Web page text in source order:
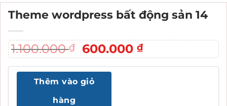
Theme wordpress bất động sản 14
1.100.000₫
Giá
gốc
là:
1.100.000 ₫.
600.000₫Giá
hiện
Thêm vào giỏ
hàng